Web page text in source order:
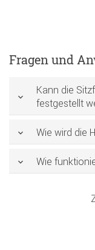
Fragen und
Kann die
festgestellt
Wie wird die
Wie